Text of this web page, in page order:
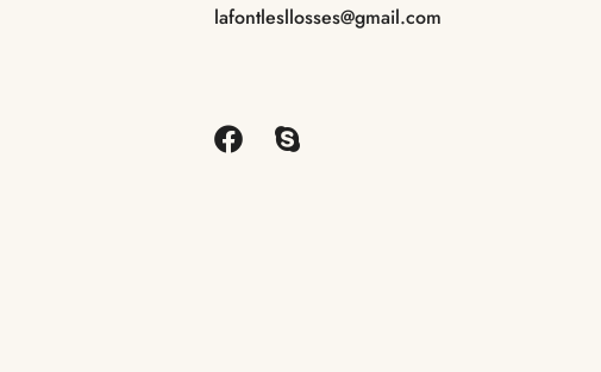
lafontlesllosses@gmail.com